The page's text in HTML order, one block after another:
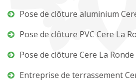
Pose de clôture aluminium
Pose de clôture PVC Cere La
Pose de clôture Cere La Ronde
Entreprise de terrassement